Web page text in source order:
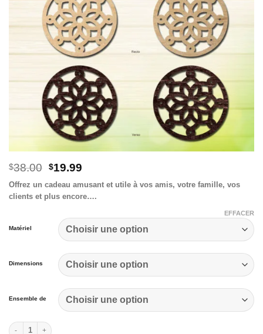
$38.00 Le
initial
était :
$19.99Le
actuel
est :
Offrez un cadeau amusant et utile à vos amis, votre famille, vos
clients et plus encore….
Matériel
Dimensions
Ensemble de
EFFACER
quantité de 4 Sous-Verres